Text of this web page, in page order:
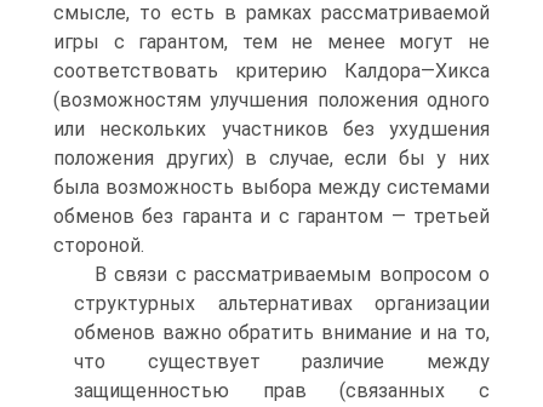
смысле, то есть в рамках рассматриваемой
игры с гарантом, тем не менее могут не
соответствовать критерию Калдора—Хикса
(возможностям улучшения положения одного
или нескольких участников без ухудшения
положения других) в случае, если бы у них
была возможность выбора между системами
обменов без гаранта и с гарантом — третьей
стороной.
В связи с рассматриваемым вопросом о
структурных альтернативах организации
обменов важно обратить внимание и на то,
что существует различие между
защищенностью прав (связанных с